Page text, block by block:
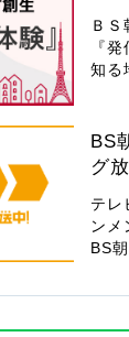
ＢＳ
『
知る
BS
グ
テレ
ンメ
BS